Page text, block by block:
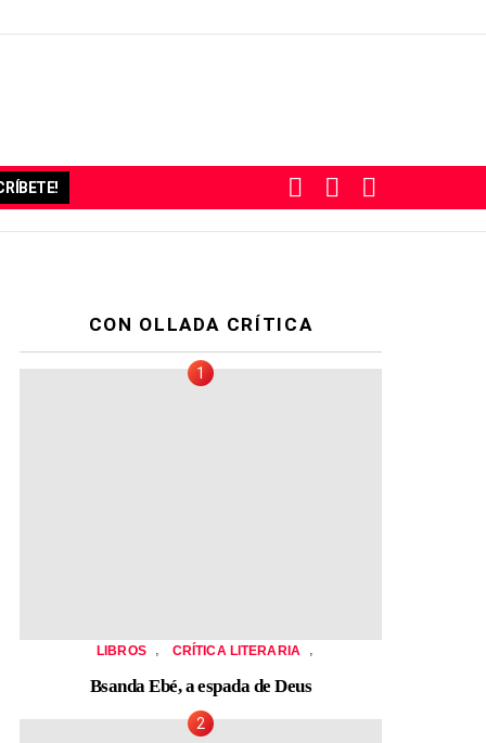
SWITCH
SKIN
BUSCAR
CON OLLADA CRÍTICA
LIBROS , CRÍTICA LITERARIA ,
Bsanda Ebé, a espada de Deus